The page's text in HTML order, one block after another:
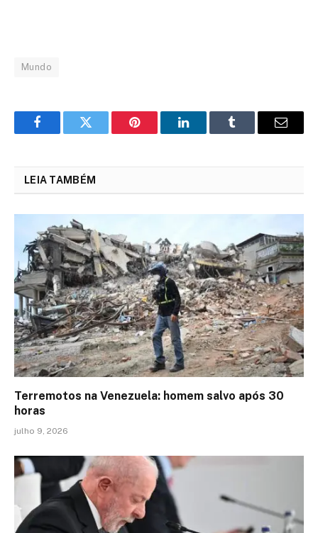
Mundo
FacebookTwitter Pinterest LinkedInTumblr Email
LEIA TAMBÉM
Terremotos na Venezuela: homem salvo após 30
horas
julho 9, 2026